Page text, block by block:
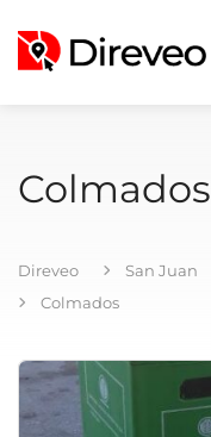
Colmados
Direveo San Juan
Colmados